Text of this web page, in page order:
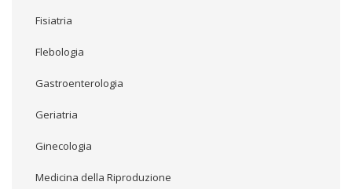
Fisiatria
Flebologia
Gastroenterologia
Geriatria
Ginecologia
Medicina della Riproduzione